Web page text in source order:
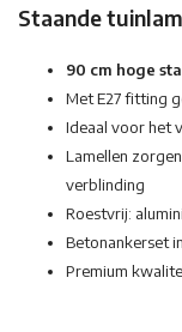
Staande
90 cm hoge
Met E27 fitting
Ideaal voor het
Lamellen
verblinding
Roestvrij:
Betonankerset
Premium